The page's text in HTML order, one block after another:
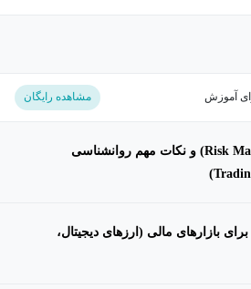
آموزش مشاهده رایگان
مدیریت ریسک (Risk Management) و نکات مهم روانشناسی
بازارهای مالی (ارزهای دیجیتال،